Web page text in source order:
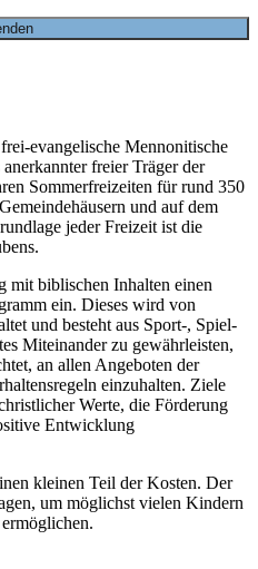
evangelische Mennonitische
freier Träger der
Sommerfreizeiten für rund 350
und auf dem
jeder Freizeit ist die
mit biblischen Inhalten einen
ein. Dieses wird von
und besteht aus Sport-, Spiel-
Miteinander zu gewährleisten,
an allen Angeboten der
einzuhalten. Ziele
Werte, die Förderung
Entwicklung
kleinen Teil der Kosten. Der
um möglichst vielen Kindern